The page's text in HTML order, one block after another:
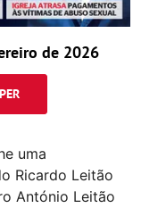
de 2026
uma
Ricardo Leitão
António Leitão